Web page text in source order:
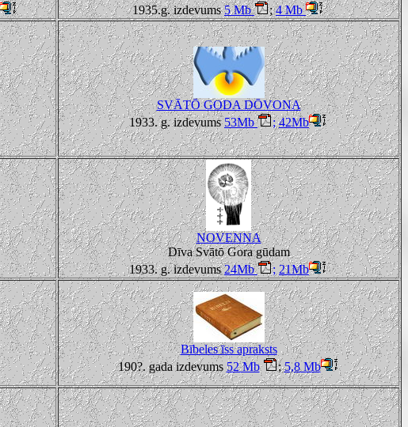
1935.g. izdevums5Mb ;4 Mb
SVĀTŌ GODA DŌVONA
1933. g. izdevums53Mb ; 42Mb
NOVENNA
Dīva Svātō Gora gūdam
1933. g. izdevums24Mb ; 21Mb
Bībeles īss apraksts
190?. gada izdevums52 Mb ; 5,8 Mb